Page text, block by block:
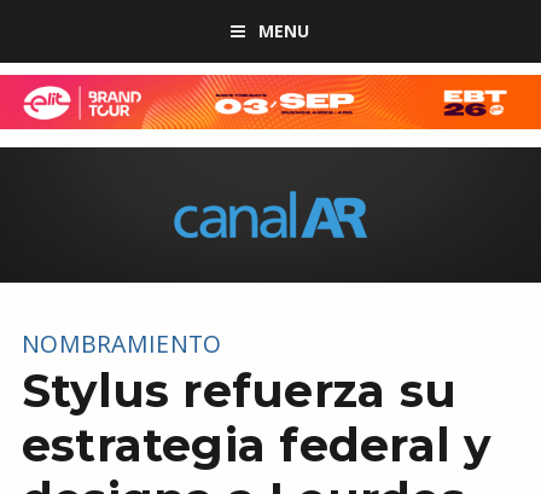
MENU
NOMBRAMIENTO
Stylus refuerza su
estrategia federal y